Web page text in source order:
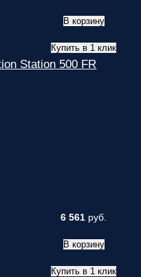
В корзину
Купить в 1 клик
Station 500 FR
6 561 руб.
В корзину
Купить в 1 клик